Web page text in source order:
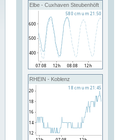
Elbe - Cuxhaven Steubenhöft
RHEIN - Koblenz